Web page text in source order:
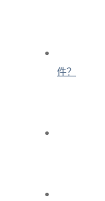
件？